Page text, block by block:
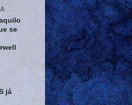
se
já